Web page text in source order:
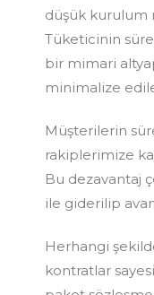
düşük kurulum
Tüketicinin
bir mimari
minimalize
Müşterilerin
rakiplerimize
Bu dezavantaj
ile giderilip
Herhangi
kontratlar